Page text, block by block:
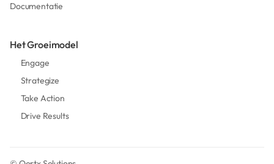
Documentatie
Het Groeimodel
Engage
Strategize
Take Action
Drive Results